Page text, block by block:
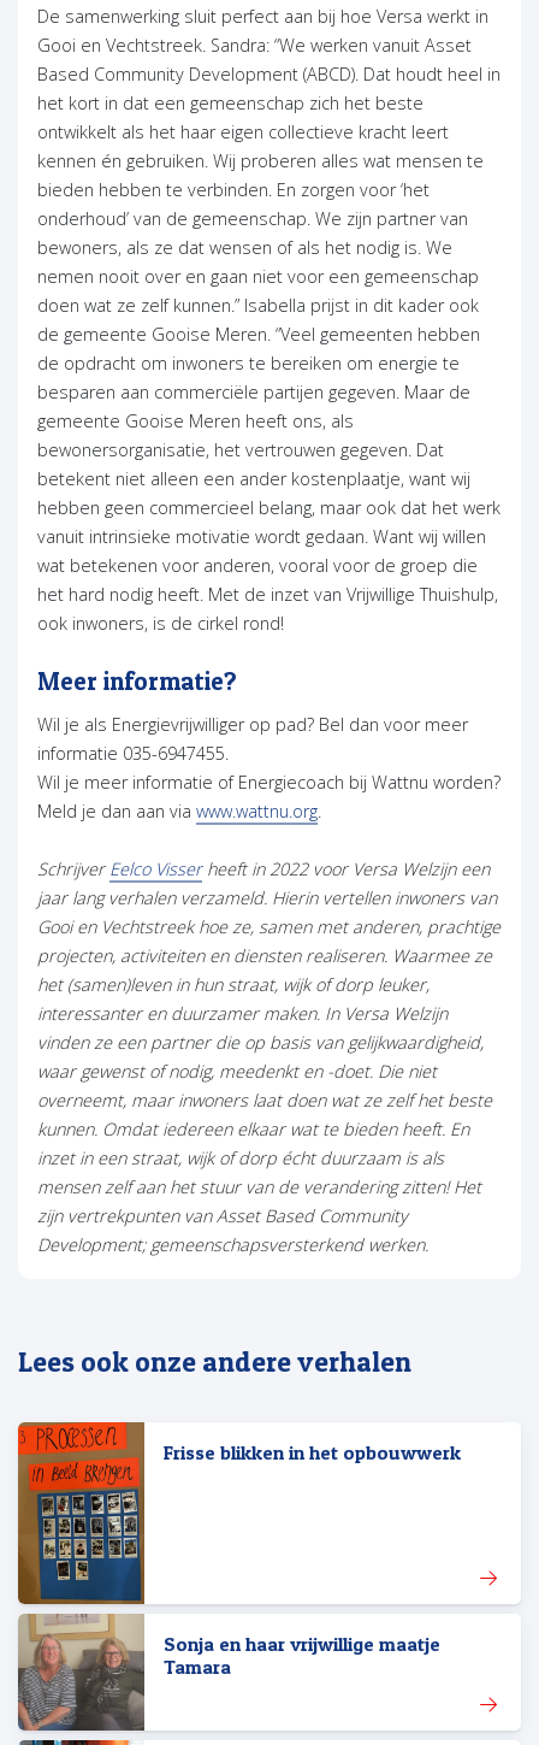
De samenwerking sluit perfect aan bij hoe Versa werkt in
Gooi en Vechtstreek. Sandra: “We werken vanuit Asset
Based Community Development (ABCD). Dat houdt heel in
het kort in dat een gemeenschap zich het beste
ontwikkelt als het haar eigen collectieve kracht leert
kennen én gebruiken. Wij proberen alles wat mensen te
bieden hebben te verbinden. En zorgen voor ‘het
onderhoud’ van de gemeenschap. We zijn partner van
bewoners, als ze dat wensen of als het nodig is. We
nemen nooit over en gaan niet voor een gemeenschap
doen wat ze zelf kunnen.” Isabella prijst in dit kader ook
de gemeente Gooise Meren. “Veel gemeenten hebben
de opdracht om inwoners te bereiken om energie te
besparen aan commerciële partijen gegeven. Maar de
gemeente Gooise Meren heeft ons, als
bewonersorganisatie, het vertrouwen gegeven. Dat
betekent niet alleen een ander kostenplaatje, want wij
hebben geen commercieel belang, maar ook dat het werk
vanuit intrinsieke motivatie wordt gedaan. Want wij willen
wat betekenen voor anderen, vooral voor de groep die
het hard nodig heeft. Met de inzet van Vrijwillige Thuishulp,
ook inwoners, is de cirkel rond!
Meer informatie?
Wil je als Energievrijwilliger op pad? Bel dan voor meer
informatie 035-6947455.
Wil je meer informatie of Energiecoach bij Wattnu worden?
Meld je dan aan via www.wattnu.org(opent in nieuw tabblad)
.
Schrijver Eelco Visser(opent in nieuw tabblad)
heeft in 2022 voor Versa Welzijn een
jaar lang verhalen verzameld. Hierin vertellen inwoners van
Gooi en Vechtstreek hoe ze, samen met anderen, prachtige
projecten, activiteiten en diensten realiseren. Waarmee ze
het (samen)leven in hun straat, wijk of dorp leuker,
interessanter en duurzamer maken. In Versa Welzijn
vinden ze een partner die op basis van gelijkwaardigheid,
waar gewenst of nodig, meedenkt en -doet. Die niet
overneemt, maar inwoners laat doen wat ze zelf het beste
kunnen. Omdat iedereen elkaar wat te bieden heeft. En
inzet in een straat, wijk of dorp écht duurzaam is als
mensen zelf aan het stuur van de verandering zitten! Het
zijn vertrekpunten van Asset Based Community
Development; gemeenschapsversterkend werken.
Lees ook onze andere verhalen
Frisse blikken in het opbouwwerk
Sonja en haar vrijwillige maatje
Tamara